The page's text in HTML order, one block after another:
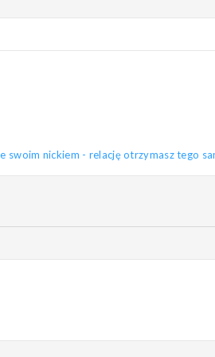
swoim nickiem - relację otrzymasz tego